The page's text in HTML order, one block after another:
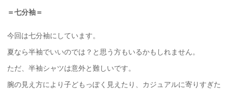
＝七分袖＝
今回は七分袖にしています。
夏なら半袖でいいのでは？と思う方もいるかもしれません。
ただ、半袖シャツは意外と難しいです。
腕の見え方により子どもっぽく見えたり、カジュアルに寄りすぎた